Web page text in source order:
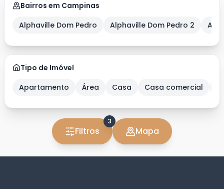
Filtros
3
Mapa
Bairros em Campinas
Alphaville Dom Pedro
Alphaville Dom Pedro 2
Tipo de Imóvel
Apartamento
Área Casa Casa comercial